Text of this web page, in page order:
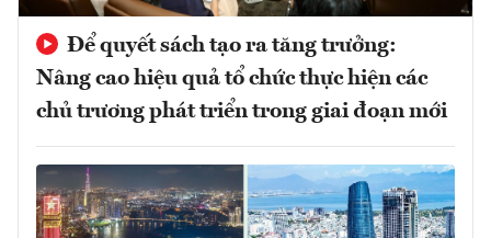
Để quyết sách tạo ra tăng trưởng:
Nâng cao hiệu quả tổ chức thực hiện các
chủ trương phát triển trong giai đoạn mới